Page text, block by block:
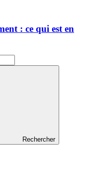
: ce qui est en
Rechercher